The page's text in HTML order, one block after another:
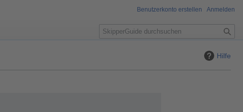
Hilfe
Benutzerkonto erstellen Anmelden
S
u
e